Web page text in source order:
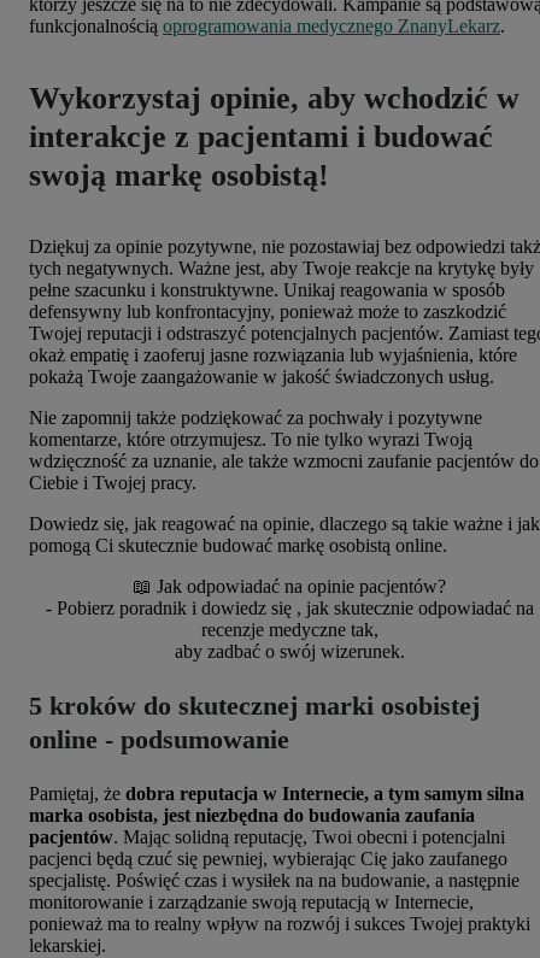
którzy jeszcze się na to nie zdecydowali. Kampanie są
funkcjonalnością oprogramowania medycznego ZnanyLekarz.
Wykorzystaj opinie, aby wchodzić w
interakcje z pacjentami i budować
swoją markę osobistą!
Dziękuj za opinie pozytywne, nie pozostawiaj bez odpowiedzi
tych negatywnych. Ważne jest, aby Twoje reakcje na krytykę były
pełne szacunku i konstruktywne. Unikaj reagowania w sposób
defensywny lub konfrontacyjny, ponieważ może to zaszkodzić
Twojej reputacji i odstraszyć potencjalnych pacjentów. Zamiast
okaż empatię i zaoferuj jasne rozwiązania lub wyjaśnienia, które
pokażą Twoje zaangażowanie w jakość świadczonych usług.
Nie zapomnij także podziękować za pochwały i pozytywne
komentarze, które otrzymujesz. To nie tylko wyrazi Twoją
wdzięczność za uznanie, ale także wzmocni zaufanie pacjentów do
Ciebie i Twojej pracy.
Dowiedz się, jak reagować na opinie, dlaczego są takie ważne i jak
pomogą Ci skutecznie budować markę osobistą online.
📖 Jak odpowiadać na opinie pacjentów?
- Pobierz poradnik i dowiedz się , jak skutecznie odpowiadać na
recenzje medyczne tak,
aby zadbać o swój wizerunek.
5 kroków do skutecznej marki osobistej
online - podsumowanie
Pamiętaj, że dobra reputacja w Internecie, a tym samym silna
marka osobista, jest niezbędna do budowania zaufania
pacjentów. Mając solidną reputację, Twoi obecni i potencjalni
pacjenci będą czuć się pewniej, wybierając Cię jako zaufanego
specjalistę. Poświęć czas i wysiłek na na budowanie, a następnie
monitorowanie i zarządzanie swoją reputacją w Internecie,
ponieważ ma to realny wpływ na rozwój i sukces Twojej praktyki
lekarskiej.